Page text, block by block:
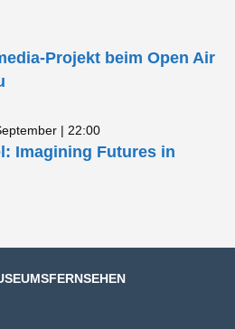
Projekt beim Open Air
| 22:00
Imagining Futures in